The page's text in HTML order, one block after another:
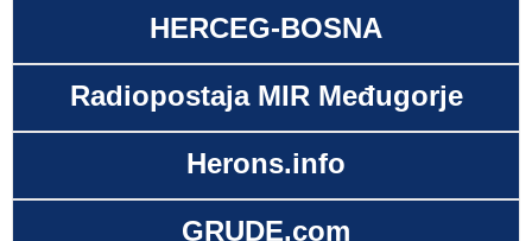
HERCEG-BOSNA
Radiopostaja MIR Međugorje
Herons.info
GRUDE.com